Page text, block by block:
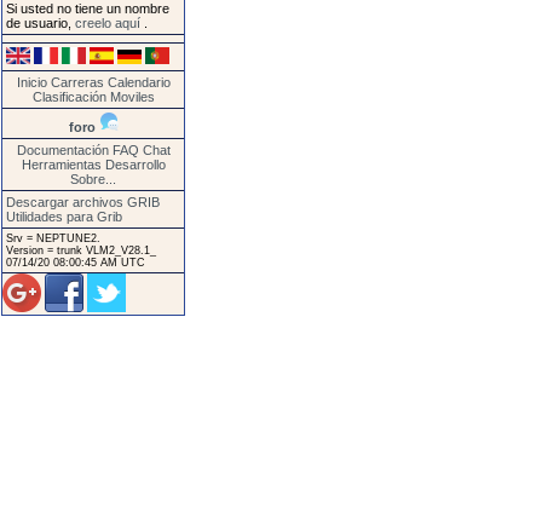
Si usted no tiene un nombre
de usuario, creelo aquí
Inicio Carreras Calendario
Clasificación Moviles
foro
Documentación FAQ Chat
Herramientas Desarrollo
Sobre...
Descargar archivos GRIB
Utilidades para Grib
Srv = NEPTUNE2.
Version = trunk VLM2_V28.1_
07/14/20 08:00:45 AM UTC